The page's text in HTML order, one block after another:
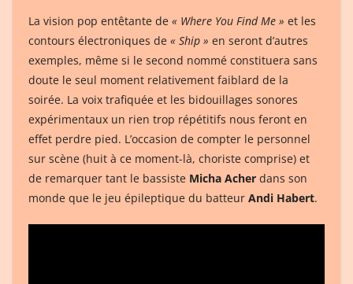
La vision pop entêtante de « Where You Find Me » et les
contours électroniques de « Ship » en seront d’autres
exemples, même si le second nommé constituera sans
doute le seul moment relativement faiblard de la
soirée. La voix trafiquée et les bidouillages sonores
expérimentaux un rien trop répétitifs nous feront en
effet perdre pied. L’occasion de compter le personnel
sur scène (huit à ce moment-là, choriste comprise) et
de remarquer tant le bassiste Micha Acher dans son
monde que le jeu épileptique du batteur Andi Habert.